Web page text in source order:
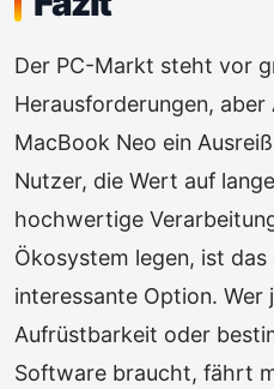
Der PC-Markt steht vor
Herausforderungen,
MacBook Neo ein
Nutzer, die Wert auf
hochwertige
Ökosystem legen, ist
interessante Option. Wer
Aufrüstbarkeit oder
Software braucht, fährt